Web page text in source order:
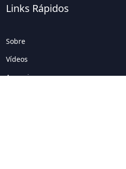
Links Rápidos
Sobre
Vídeos
Anunciar